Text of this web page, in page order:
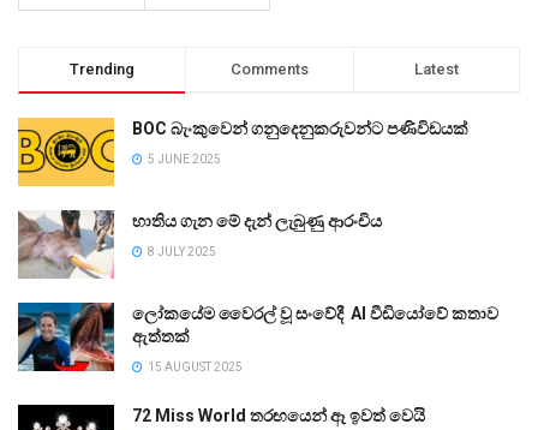
Trending Comments Latest
BOC බැංකුවෙන් ගනුදෙනුකරුවන්ට පණිවිඩයක්
5 JUNE 2025
භාතිය ගැන මේ දැන් ලැබුණු ආරංචිය
8 JULY 2025
ලෝකයේම වෛරල් වූ සංවේදී AI වීඩියෝවේ කතාව
ඇත්තක්
15 AUGUST 2025
72 Miss World තරඟයෙන් ඈ ඉවත් වෙයි